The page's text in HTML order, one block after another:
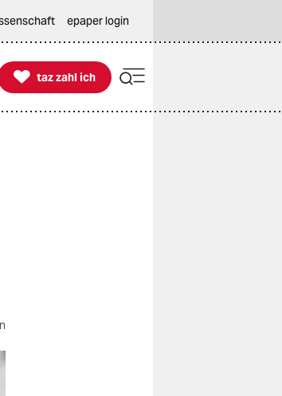
epaper login

taz zahl ich
taz zahl ich